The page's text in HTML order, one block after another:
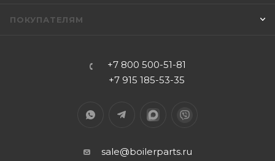
ПОКУПАТЕЛЯМ
+7 800 500-51-81
+7 915 185-53-35
sale@boilerparts.ru